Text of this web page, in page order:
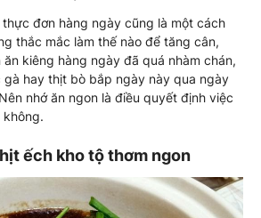
đơn hàng ngày cũng là một cách
thắc mắc làm thế nào để tăng cân,
kiêng hàng ngày đã quá nhàm chán,
gà hay thịt bò bắp ngày này qua ngày
nhớ ăn ngon là điều quyết định việc
không.
ếch kho tộ thơm ngon